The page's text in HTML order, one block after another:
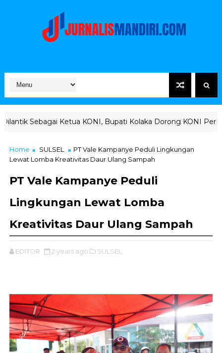
Ketua KONI, Bupati Kolaka Dorong KONI Perkuat
Home SULSEL
PT Vale Kampanye Peduli Lingkungan
Lewat Lomba Kreativitas Daur Ulang Sampah
PT Vale Kampanye Peduli
Lingkungan Lewat Lomba
Kreativitas Daur Ulang Sampah
EDITOR 2 years ago SULSEL,